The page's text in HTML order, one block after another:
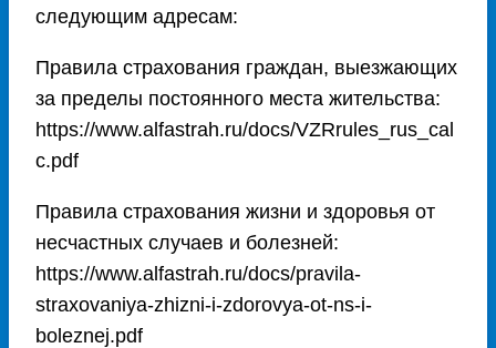
следующим адресам:
Правила страхования граждан, выезжающих
за пределы постоянного места жительства:
https://www.alfastrah.ru/docs/VZRrules_rus_cal
c.pdf
Правила страхования жизни и здоровья от
несчастных случаев и болезней:
https://www.alfastrah.ru/docs/pravila-
straxovaniya-zhizni-i-zdorovya-ot-ns-i-
boleznej.pdf